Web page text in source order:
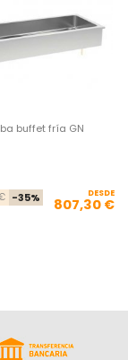
buffet fría GN
-35% DESDE
807,30 €